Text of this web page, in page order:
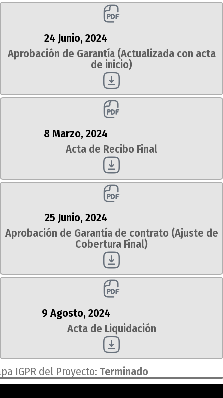
24 Junio, 2024
Aprobación de Garantía (Actualizada con acta
de inicio)
8 Marzo, 2024
Acta de Recibo Final
25 Junio, 2024
Aprobación de Garantía de contrato (Ajuste de
Cobertura Final)
9 Agosto, 2024
Acta de Liquidación
IGPR del Proyecto: Terminado